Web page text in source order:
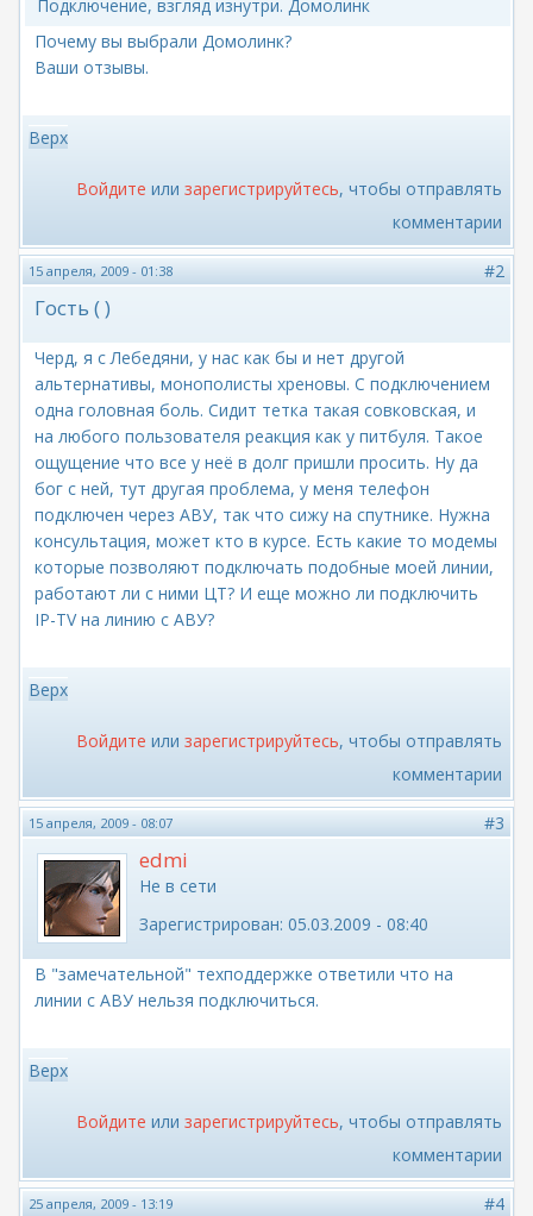
Подключение, взгляд изнутри. Домолинк
Почему вы выбрали Домолинк?
Ваши отзывы.
Верх
Войдите или зарегистрируйтесь, чтобы отправлять
комментарии
15 апреля, 2009 - 01:38 #2
Гость ( )
Черд, я с Лебедяни, у нас как бы и нет другой
альтернативы, монополисты хреновы. С подключением
одна головная боль. Сидит тетка такая совковская, и
на любого пользователя реакция как у питбуля. Такое
ощущение что все у неё в долг пришли просить. Ну да
бог с ней, тут другая проблема, у меня телефон
подключен через АВУ, так что сижу на спутнике. Нужна
консультация, может кто в курсе. Есть какие то модемы
которые позволяют подключать подобные моей линии,
работают ли с ними ЦТ? И еще можно ли подключить
IР-TV на линию с АВУ?
Верх
Войдите или зарегистрируйтесь, чтобы отправлять
комментарии
15 апреля, 2009 - 08:07 #3
edmi
Не в сети
Зарегистрирован: 05.03.2009 - 08:40
В "замечательной" техподдержке ответили что на
линии с АВУ нельзя подключиться.
Верх
Войдите или зарегистрируйтесь, чтобы отправлять
комментарии
25 апреля, 2009 - 13:19 #4